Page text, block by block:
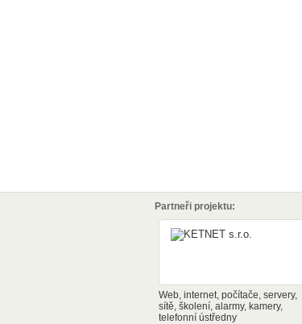
Partneři projektu:
Web, internet, počítače, servery,
sítě, školení, alarmy, kamery,
telefonní ústředny